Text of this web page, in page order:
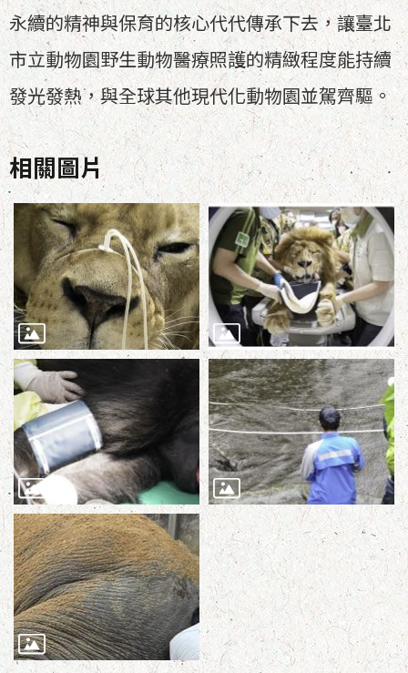
永續的精神與保育的核心代代傳承下去，讓臺北
市立動物園野生動物醫療照護的精緻程度能持續
發光發熱，與全球其他現代化動物園並駕齊驅。
相關圖片